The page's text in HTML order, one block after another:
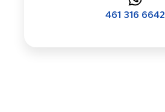
461 316 6642